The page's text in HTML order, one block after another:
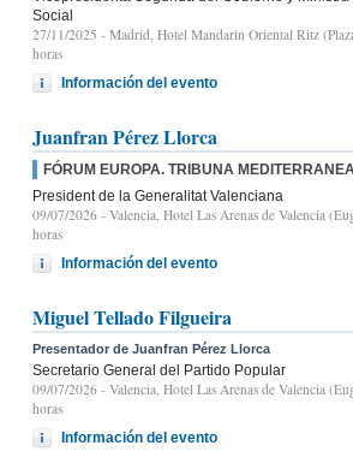
Social
27/11/2025 - Madrid, Hotel Mandarin Oriental Ritz
horas
Información del evento
Juanfran Pérez Llorca
FÓRUM EUROPA. TRIBUNA
President de la Generalitat Valenciana
09/07/2026 - Valencia, Hotel Las Arenas de Valencia
horas
Información del evento
Miguel Tellado Filgueira
Presentador de Juanfran Pérez Llorca
Secretario General del Partido Popular
09/07/2026 - Valencia, Hotel Las Arenas de Valencia
horas
Información del evento